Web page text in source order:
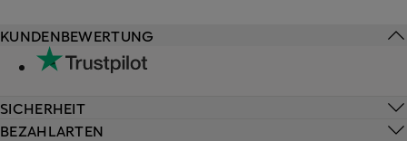
KUNDENBEWERTUNG
SICHERHEIT
BEZAHLARTEN